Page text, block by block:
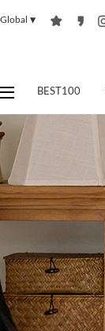
Global ▼
BEST100